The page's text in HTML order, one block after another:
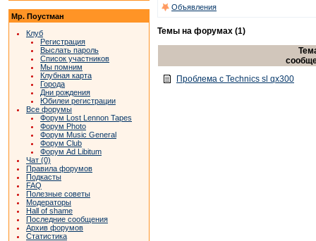
Мр. Поустман
Клуб
Регистрация
Выслать пароль
Список участников
Мы помним
Клубная карта
Города
Дни рождения
Юбилеи регистрации
Все форумы
Форум Lost Lennon Tapes
Форум Photo
Форум Music General
Форум Club
Форум Ad Libitum
Чат (0)
Правила форумов
Подкасты
FAQ
Полезные советы
Модераторы
Hall of shame
Последние сообщения
Архив форумов
Статистика
Объявления
Темы на форумах (1)
Проблема с Technics sl qx300